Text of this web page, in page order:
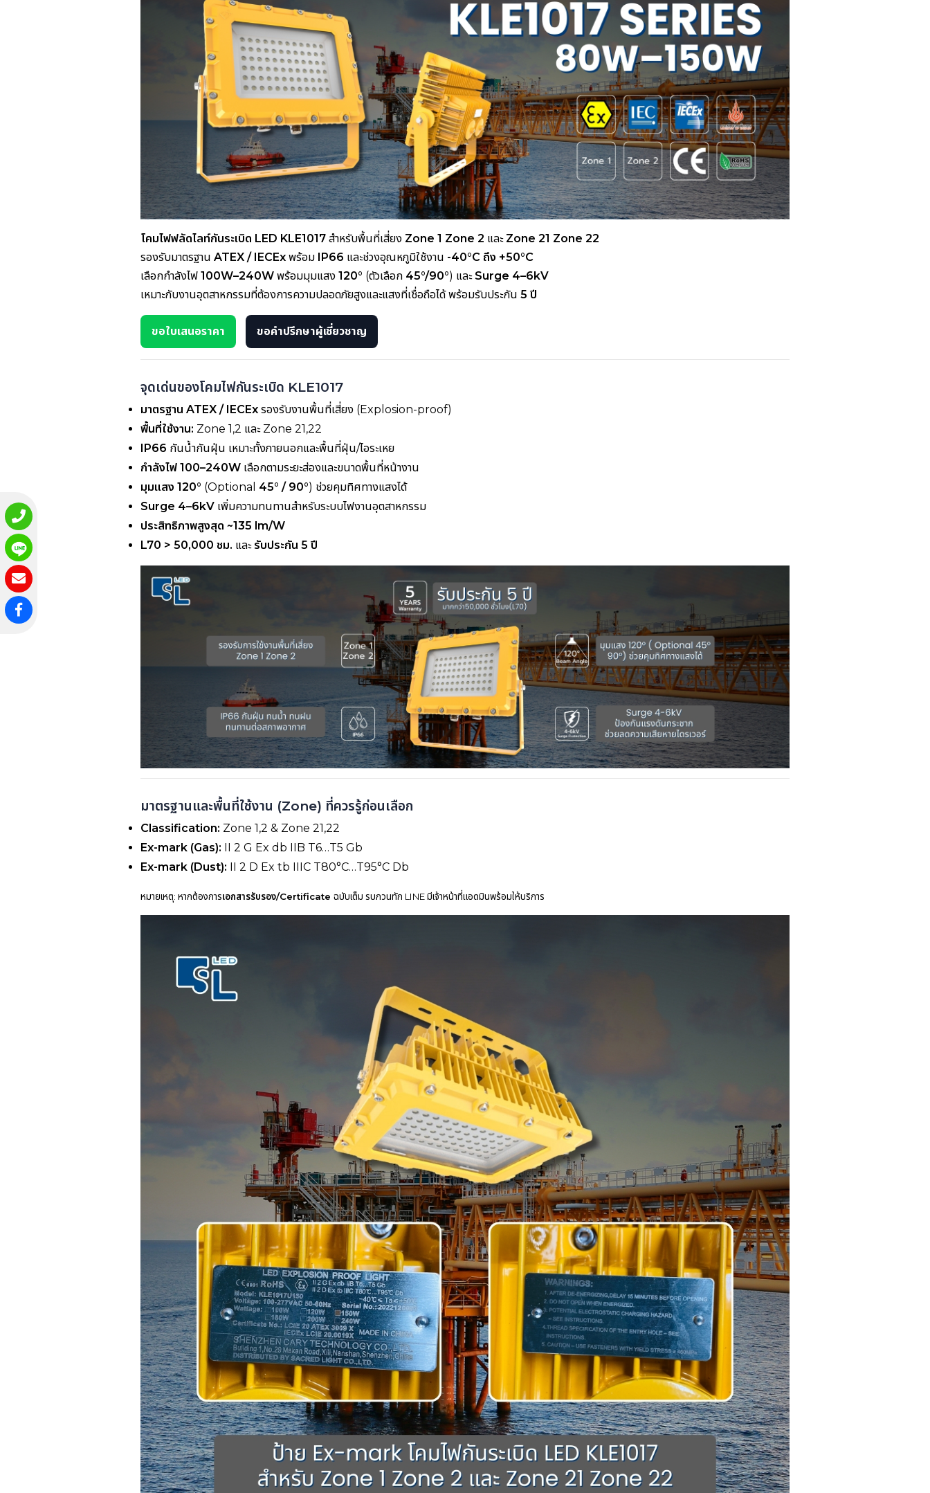
โคมไฟฟลัดไลท์กันระเบิด LED KLE1017 สำหรับพื้นที่เสี่ยง Zone 1 Zone 2 และ Zone 21 Zone 22
รองรับมาตรฐาน ATEX / IECEx พร้อม IP66 และช่วงอุณหภูมิใช้งาน -40°C ถึง +50°C
เลือกกำลังไฟ 100W–240W พร้อมมุมแสง 120° (ตัวเลือก 45°/90°) และ Surge 4–6kV
เหมาะกับงานอุตสาหกรรมที่ต้องการความปลอดภัยสูงและแสงที่เชื่อถือได้ พร้อมรับประกัน 5 ปี
ขอใบเสนอราคา ขอคำปรึกษาผู้เชี่ยวชาญ
จุดเด่นของโคมไฟกันระเบิด KLE1017
มาตรฐาน ATEX / IECEx รองรับงานพื้นที่เสี่ยง (Explosion-proof)
พื้นที่ใช้งาน: Zone 1,2 และ Zone 21,22
IP66 กันน้ำกันฝุ่น เหมาะทั้งภายนอกและพื้นที่ฝุ่น/ไอระเหย
กำลังไฟ 100–240W เลือกตามระยะส่องและขนาดพื้นที่หน้างาน
มุมแสง 120° (Optional 45° / 90°) ช่วยคุมทิศทางแสงได้
Surge 4–6kV เพิ่มความทนทานสำหรับระบบไฟงานอุตสาหกรรม
ประสิทธิภาพสูงสุด ~135 lm/W
L70 > 50,000 ชม. และ รับประกัน 5 ปี
มาตรฐานและพื้นที่ใช้งาน (Zone) ที่ควรรู้ก่อนเลือก
Classification: Zone 1,2 & Zone 21,22
Ex-mark (Gas): II 2 G Ex db IIB T6…T5 Gb
Ex-mark (Dust): II 2 D Ex tb IIIC T80°C…T95°C Db
หมายเหตุ: หากต้องการเอกสารรับรอง/Certificate ฉบับเต็ม รบกวนทัก LINE มีเจ้าหน้าที่แอดมินพร้อมให้บริการ